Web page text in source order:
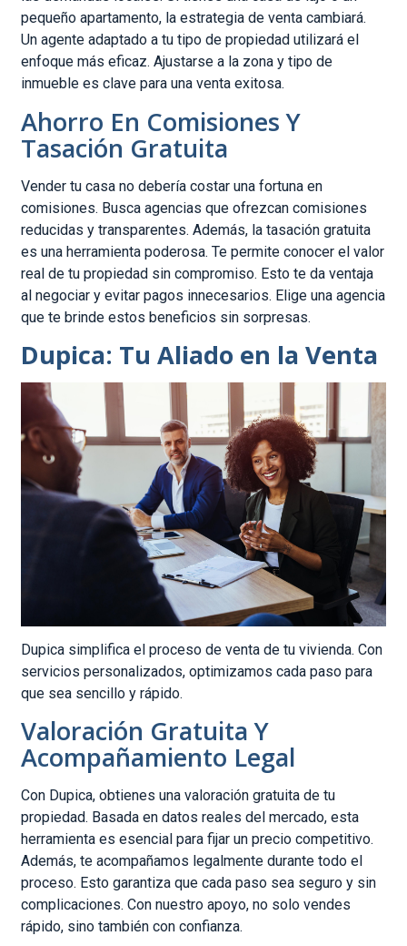
pequeño apartamento, la estrategia de venta cambiará.
Un agente adaptado a tu tipo de propiedad utilizará el
enfoque más eficaz. Ajustarse a la zona y tipo de
inmueble es clave para una venta exitosa.
Ahorro En Comisiones Y
Tasación Gratuita
Vender tu casa no debería costar una fortuna en
comisiones. Busca agencias que ofrezcan comisiones
reducidas y transparentes. Además, la tasación gratuita
es una herramienta poderosa. Te permite conocer el valor
real de tu propiedad sin compromiso. Esto te da ventaja
al negociar y evitar pagos innecesarios. Elige una agencia
que te brinde estos beneficios sin sorpresas.
Dupica: Tu Aliado en la Venta
Dupica simplifica el proceso de venta de tu vivienda. Con
servicios personalizados, optimizamos cada paso para
que sea sencillo y rápido.
Valoración Gratuita Y
Acompañamiento Legal
Con Dupica, obtienes una valoración gratuita de tu
propiedad. Basada en datos reales del mercado, esta
herramienta es esencial para fijar un precio competitivo.
Además, te acompañamos legalmente durante todo el
proceso. Esto garantiza que cada paso sea seguro y sin
complicaciones. Con nuestro apoyo, no solo vendes
rápido, sino también con confianza.